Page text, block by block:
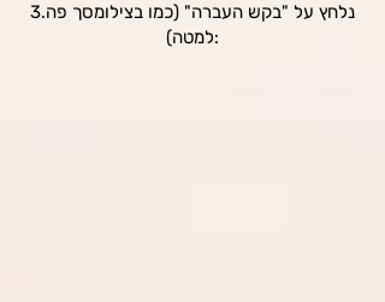
3.נלחץ על "בקש העברה" (כמו בצילומסך פה
למטה):